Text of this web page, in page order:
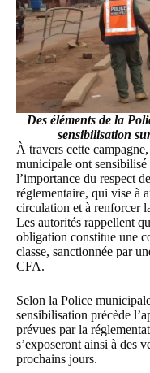
Des éléments de la
sensibilisation
À travers cette
municipale ont sensibilisé
l’importance du respect
réglementaire, qui vise à
circulation et à renforcer
Les autorités rappellent
obligation constitue une
classe, sanctionnée par
CFA.
Selon la Police
sensibilisation précède
prévues par la
s’exposeront ainsi à des
prochains jours.